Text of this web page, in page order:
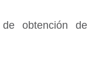
obtención de